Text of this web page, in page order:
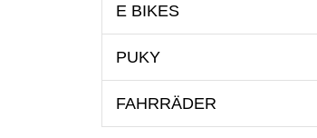
E BIKES
PUKY
FAHRRÄDER